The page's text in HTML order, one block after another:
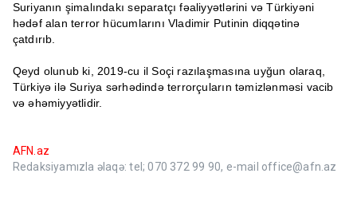
Suriyanın şimalındakı separatçı fəaliyyətlərini və Türkiyəni
hədəf alan terror hücumlarını Vladimir Putinin diqqətinə
çatdırıb.
Qeyd olunub ki, 2019-cu il Soçi razılaşmasına uyğun olaraq,
Türkiyə ilə Suriya sərhədində terrorçuların təmizlənməsi vacib
və əhəmiyyətlidir.
AFN.az
Redaksiyamızla əlaqə: tel; 070 372 99 90, e-mail office@afn.az